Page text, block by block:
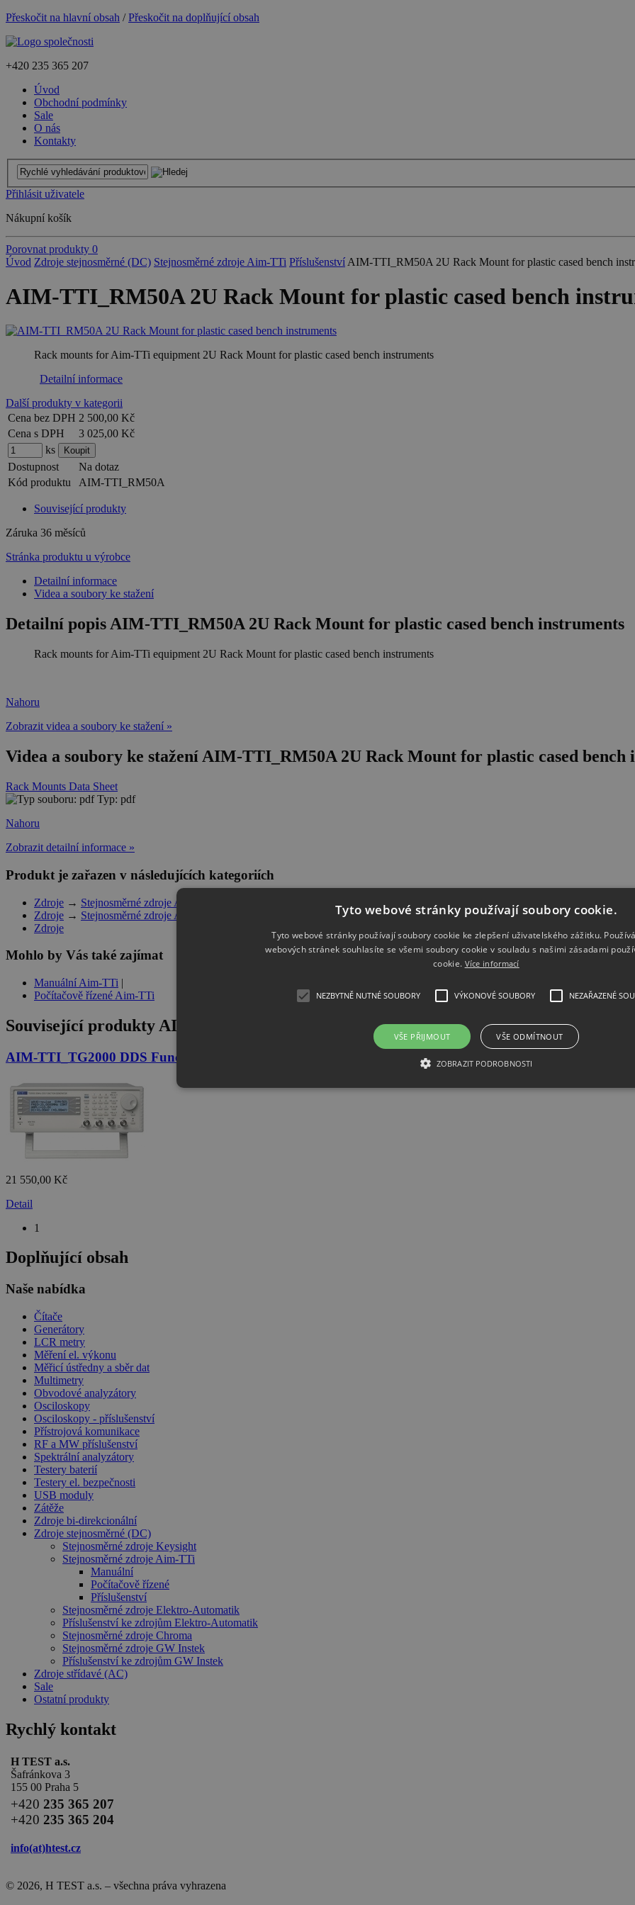
Přeskočit na hlavní obsah /Přeskočit na doplňující obsah
+420 235 365 207
Úvod
Obchodní podmínky
Sale
O nás
Kontakty
Přihlásit uživatele
Nákupní košík
Porovnat produkty 0
Úvod Zdroje stejnosměrné (DC) Stejnosměrné zdroje Aim-TTi Příslušenství AIM-TTI_RM50A 2U Rack Mount for plastic cased bench
AIM-TTI_RM50A 2U Rack Mount for plastic cased bench
Rack mounts for Aim-TTi equipment 2U Rack Mount for plastic cased bench instruments
Detailní informace
Další produkty v kategorii
Cena bez DPH 2 500,00 Kč
Cena s DPH
3 025,00 Kč
ks
Dostupnost
Na dotaz
Kód produktu
AIM-TTI_RM50A
Související produkty
Záruka 36 měsíců
Stránka produktu u výrobce
Detailní informace
Videa a soubory ke stažení
Detailní popis AIM-TTI_RM50A 2U Rack Mount for plastic cased bench instruments
Rack mounts for Aim-TTi equipment 2U Rack Mount for plastic cased bench instruments
Nahoru
Zobrazit videa a soubory ke stažení »
Videa a soubory ke stažení AIM-TTI_RM50A 2U Rack Mount for plastic cased bench
Rack Mounts Data Sheet
Typ: pdf
Nahoru
Zobrazit detailní informace »
Produkt je zařazen v následujících kategoriích
Zdroje → Stejnosměrné zdroje Aim-TTi
Zdroje → Stejnosměrné zdroje Aim-TTi
Zdroje
Mohlo by Vás také zajímat
Manuální Aim-TTi |
Počítačově řízené Aim-TTi
Související produkty AIM-TTI_RM50A 2U Rack Mount for plastic cased bench
AIM-TTI_TG2000 DDS Function Generator, Digital Control 20MHz Generator, USB & RS232 Interfaces
21 550,00 Kč
Detail
1
Doplňující obsah
Naše nabídka
Čítače
Generátory
LCR metry
Měření el. výkonu
Měřicí ústředny a sběr dat
Multimetry
Obvodové analyzátory
Osciloskopy
Osciloskopy - příslušenství
Přístrojová komunikace
RF a MW příslušenství
Spektrální analyzátory
Testery baterií
Testery el. bezpečnosti
USB moduly
Zátěže
Zdroje bi-direkcionální
Zdroje stejnosměrné (DC)
Stejnosměrné zdroje Keysight
Stejnosměrné zdroje Aim-TTi
Manuální
Počítačově řízené
Příslušenství
Stejnosměrné zdroje Elektro-Automatik
Příslušenství ke zdrojům Elektro-Automatik
Stejnosměrné zdroje Chroma
Stejnosměrné zdroje GW Instek
Příslušenství ke zdrojům GW Instek
Zdroje střídavé (AC)
Sale
Ostatní produkty
Rychlý kontakt
H TEST a.s.
Šafránkova 3
155 00 Praha 5
+420 235 365 207
+420 235 365 204
info(at)htest.cz
© 2026, H TEST a.s. – všechna práva vyhrazena
Tyto webové stránky používají soubory cookie.
Tyto webové stránky používají soubory cookie ke zlepšení uživatelského zážitku.
webových stránek souhlasíte se všemi soubory cookie v souladu s našimi zásadami
cookie. Více informací
NEZBYTNĚ NUTNÉ SOUBORY VÝKONOVÉ SOUBORY NEZAŘAZENÉ
VŠE PŘIJMOUT VŠE ODMÍTNOUT
ZOBRAZIT PODROBNOSTI